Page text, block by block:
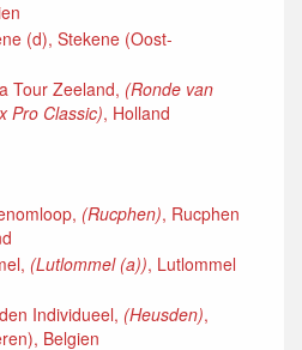
(d), Stekene (Oost-
Tour Zeeland, (Ronde van
Pro Classic), Holland
(Rucphen), Rucphen
(Lutlommel (a)), Lutlommel
Individueel, (Heusden),
Belgien